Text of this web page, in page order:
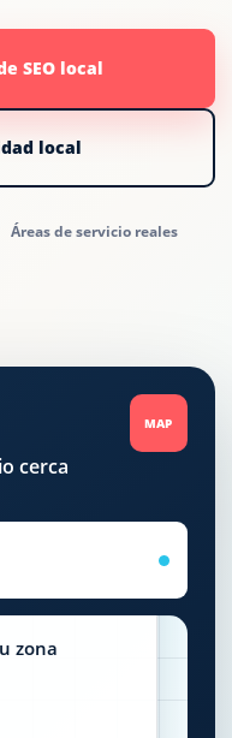
SEO local
local
Áreas de servicio reales
cerca
MAP
zona